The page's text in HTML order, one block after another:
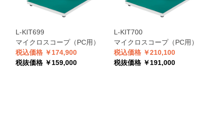
L-KIT699
マイクロスコープ（PC用）
税込価格 ￥174,900
税抜価格 ￥159,000
L-KIT700
マイクロスコープ（PC用）
税込価格 ￥210,100
税抜価格 ￥191,000